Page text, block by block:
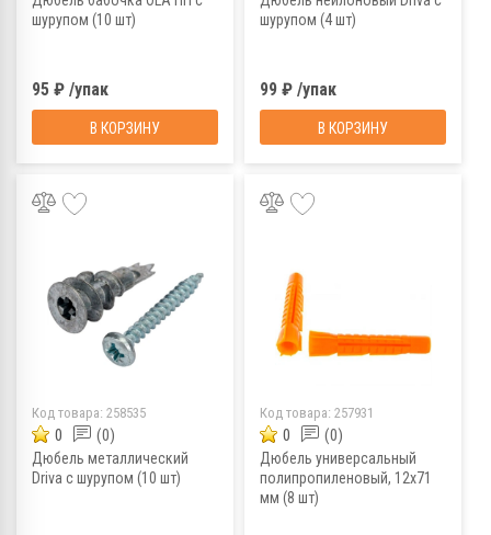
шурупом (10 шт)
95 ₽ /упак
В КОРЗИНУ
шурупом (4 шт)
99 ₽ /упак
В КОРЗИНУ
Код товара: 258535
0 (0)
Дюбель металлический
Driva с шурупом (10 шт)
Код товара: 257931
0 (0)
Дюбель универсальный
полипропиленовый, 12x71
мм (8 шт)